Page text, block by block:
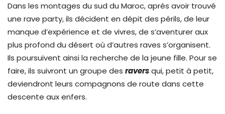
Dans les montages du sud du Maroc, après avoir trouvé
une rave party, ils décident en dépit des périls, de leur
manque d’expérience et de vivres, de s’aventurer aux
plus profond du désert où d’autres raves s’organisent.
Ils poursuivent ainsi la recherche de la jeune fille. Pour se
faire, ils suivront un groupe des raversqui, petit à petit,
deviendront leurs compagnons de route dans cette
descente aux enfers.